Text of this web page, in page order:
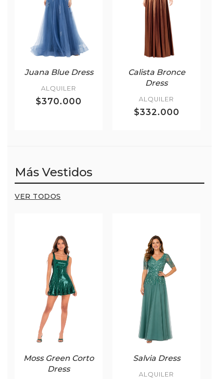
Juana Blue Dress
ALQUILER
$370.000
Calista Bronce
Dress
ALQUILER
$332.000
Más Vestidos
VER TODOS
Moss Green Corto
Dress
Salvia Dress
ALQUILER